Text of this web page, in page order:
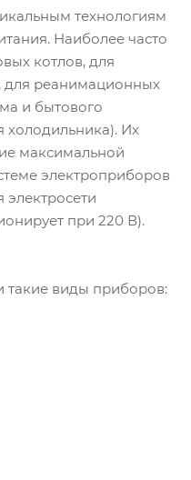
технологиям
Наиболее часто
котлов, для
реанимационных
и бытового
холодильника). Их
максимальной
электроприборов
при 220 В).
такие виды приборов: